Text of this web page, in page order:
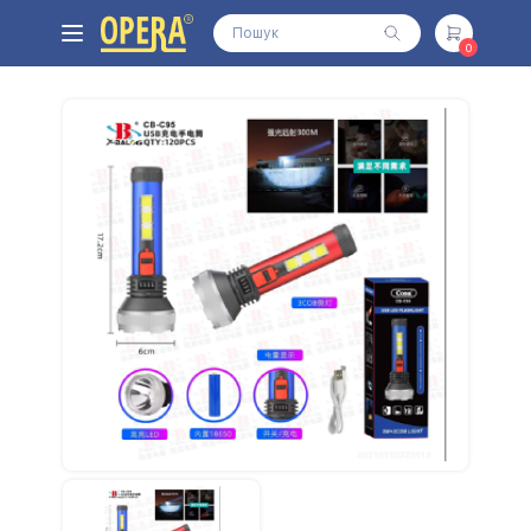
0
Автотовары
АКБ,Батарейки,Повербанки
Бытовая техника
Видеонаблюдение
Детские товары